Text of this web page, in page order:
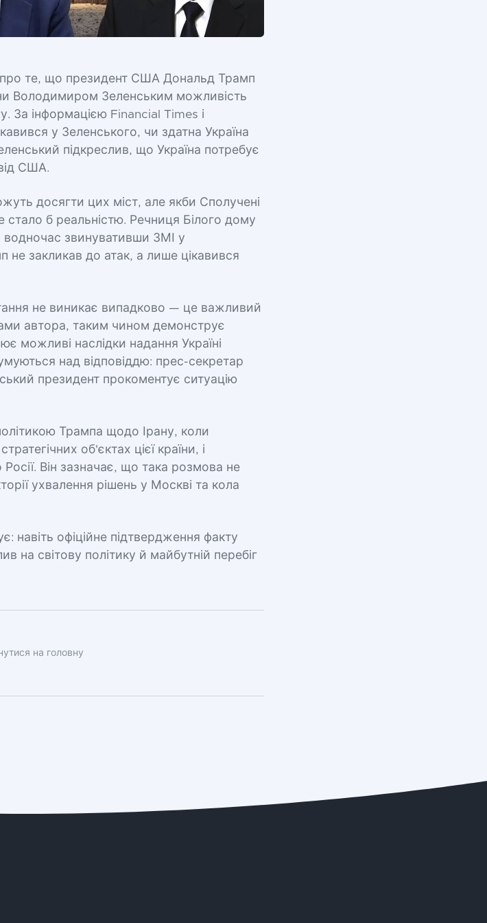
про те, що президент США Дональд Трамп
Володимиром Зеленським можливість
За інформацією Financial Times і
у Зеленського, чи здатна Україна
підкреслив, що Україна потребує
США.
досягти цих міст, але якби Сполучені
б реальністю. Речниця Білого дому
водночас звинувативши ЗМІ у
не закликав до атак, а лише цікавився
не виникає випадково — це важливий
автора, таким чином демонструє
можливі наслідки надання Україні
над відповіддю: прес-секретар
президент прокоментує ситуацію
Трампа щодо Ірану, коли
об'єктах цієї країни, і
Він зазначає, що така розмова не
ухвалення рішень у Москві та кола
навіть офіційне підтвердження факту
на світову політику й майбутній перебіг
на головну